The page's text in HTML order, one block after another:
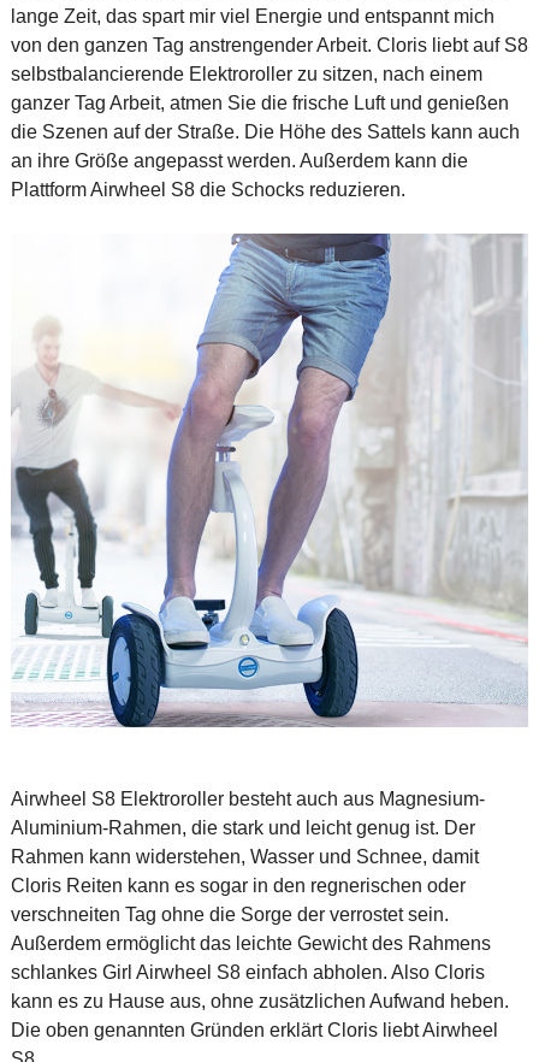
lange Zeit, das spart mir viel Energie und entspannt mich
von den ganzen Tag anstrengender Arbeit. Cloris liebt auf S8
selbstbalancierende Elektroroller zu sitzen, nach einem
ganzer Tag Arbeit, atmen Sie die frische Luft und genießen
die Szenen auf der Straße. Die Höhe des Sattels kann auch
an ihre Größe angepasst werden. Außerdem kann die
Plattform Airwheel S8 die Schocks reduzieren.
Airwheel S8 Elektroroller besteht auch aus Magnesium-
Aluminium-Rahmen, die stark und leicht genug ist. Der
Rahmen kann widerstehen, Wasser und Schnee, damit
Cloris Reiten kann es sogar in den regnerischen oder
verschneiten Tag ohne die Sorge der verrostet sein.
Außerdem ermöglicht das leichte Gewicht des Rahmens
schlankes Girl Airwheel S8 einfach abholen. Also Cloris
kann es zu Hause aus, ohne zusätzlichen Aufwand heben.
Die oben genannten Gründen erklärt Cloris liebt Airwheel